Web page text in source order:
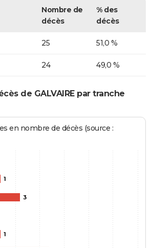
Nombre de
décès
% des
décès
25 51,0 %
24 49,0 %
de GALVAIRE par tranche
en nombre de décès (source :
1
3
1